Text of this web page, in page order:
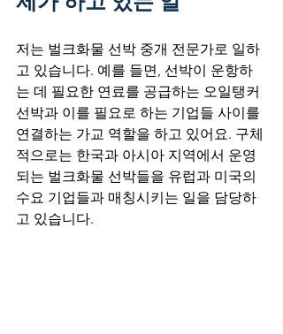
저는 벌크화물 선박 중개 전문가로 일하
고 있습니다. 예를 들면, 선박이 운항하
는 데 필요한 연료를 공급하는 오일탱커
선박과 이를 필요로 하는 기업들 사이를
연결하는 가교 역할을 하고 있어요. 구체
적으로는 한국과 아시아 지역에서 운영
되는 벌크화물 선박들을 유럽과 미국의
수요 기업들과 매칭시키는 일을 담당하
고 있습니다.